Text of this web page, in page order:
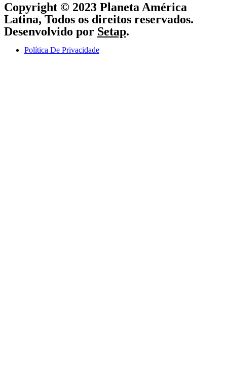
Copyright © 2023 Planeta América
Latina, Todos os direitos reservados.
Desenvolvido por Setap.
Política De Privacidade